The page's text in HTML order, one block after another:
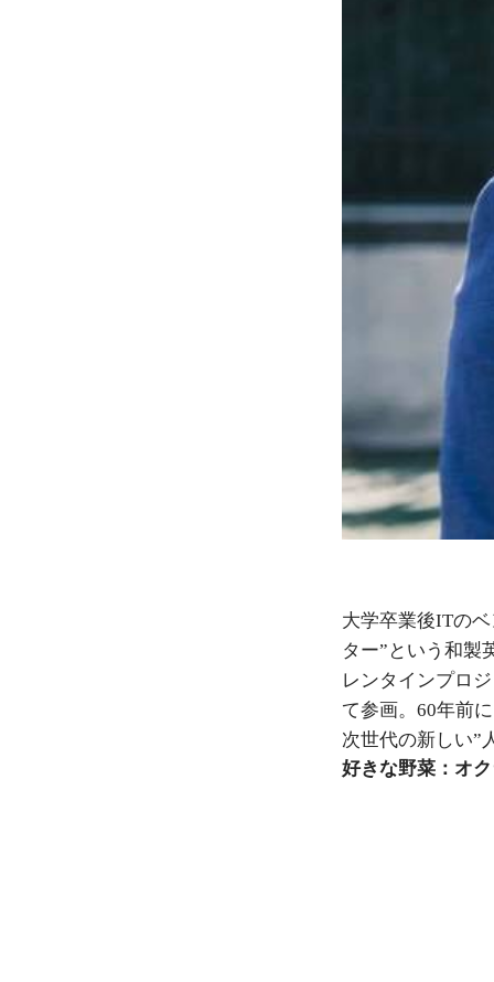
大学卒業後ITの
ター”という和製
レンタインプロ
て参画。60年前
次世代の新しい”
好きな野菜：オ